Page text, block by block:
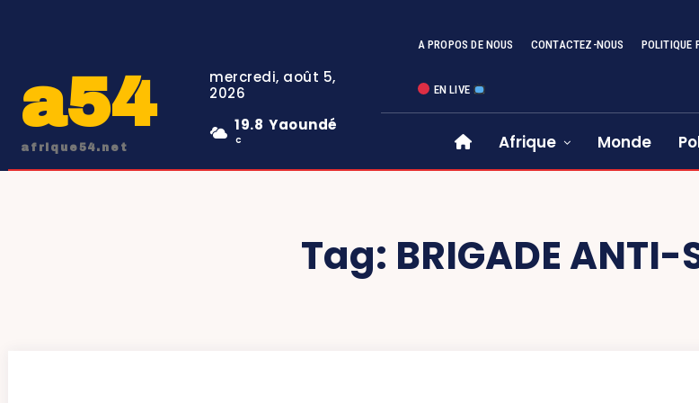
a54
afrique54.net
mercredi, août 5,
2026
19.8
C
Yaoundé
A PROPOS DE NOUS CONTACTEZ-NOUS POLITIQUE
EN LIVE
Afrique Monde
Tag: BRIGADE ANTI-